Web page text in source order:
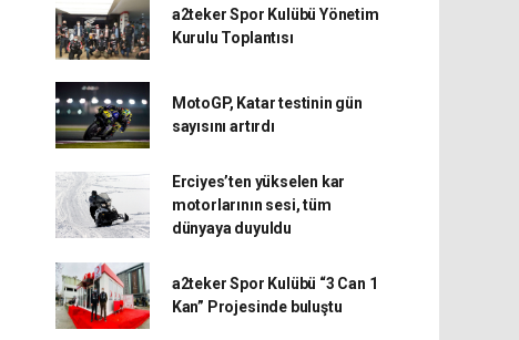
a2teker Spor Kulübü Yönetim
Kurulu Toplantısı
MotoGP, Katar testinin gün
sayısını artırdı
Erciyes’ten yükselen kar
motorlarının sesi, tüm
dünyaya duyuldu
a2teker Spor Kulübü “3 Can 1
Kan” Projesinde buluştu